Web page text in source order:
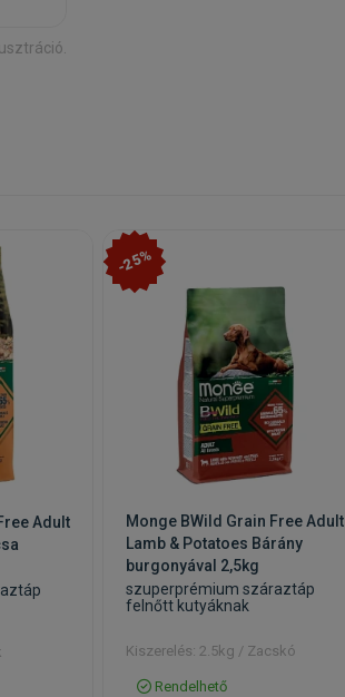
Adult
-25%
Monge BWild Grain Free Adult
Lamb & Potatoes Bárány
burgonyával 2,5kg
szuperprémium száraztáp
felnőtt kutyáknak
Kiszerelés: 2.5kg / Zacskó
Rendelhető